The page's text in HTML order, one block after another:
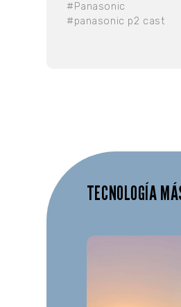
#Panasonic
#panasonic p2 cast
TECNOLOGÍA